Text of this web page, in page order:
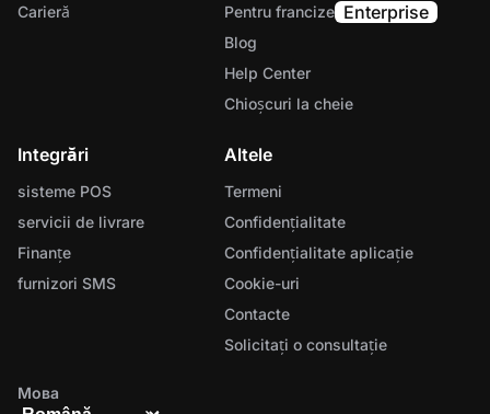
Carieră
Pentru francize Enterprise
Blog
Help Center
Chioșcuri la cheie
Integrări
sisteme POS
servicii de livrare
Finanțe
furnizori SMS
Altele
Termeni
Confidențialitate
Confidențialitate aplicație
Cookie-uri
Contacte
Solicitați o consultație
Мова